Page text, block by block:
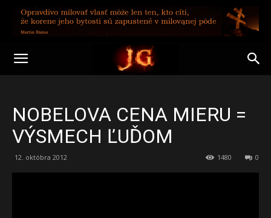
NOBELOVA CENA MIERU =
VÝSMECH ĽUĎOM
12. októbra 2012 0
1480